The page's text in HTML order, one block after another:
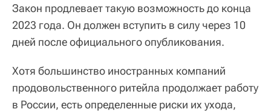
Закон продлевает такую возможность до конца
2023 года. Он должен вступить в силу через 10
дней после официального опубликования.
Хотя большинство иностранных компаний
продовольственного ритейла продолжает работу
в России, есть определенные риски их ухода,